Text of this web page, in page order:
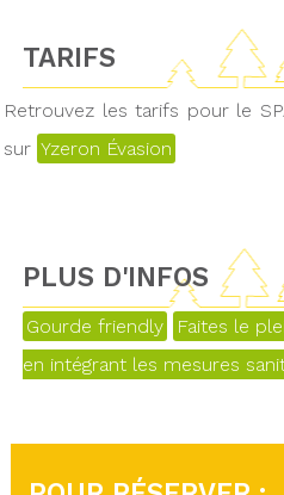
TARIFS
Retrouvez les tarifs pour le
sur Yzeron Évasion
PLUS D'INFOS
Gourde friendly Faites le
en intégrant les mesures